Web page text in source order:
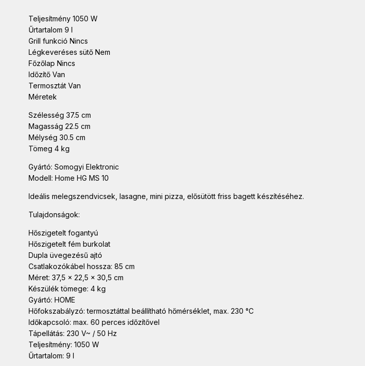
Teljesítmény 1050 W
Űrtartalom 9 l
Grill funkció Nincs
Légkeveréses sütő Nem
Főzőlap Nincs
Időzítő Van
Termosztát Van
Méretek
Szélesség 37.5 cm
Magasság 22.5 cm
Mélység 30.5 cm
Tömeg 4 kg
Gyártó: Somogyi Elektronic
Modell: Home HG MS 10
Ideális melegszendvicsek, lasagne, mini pizza, elősütött friss bagett készítéséhez.
Tulajdonságok:
Hőszigetelt fogantyú
Hőszigetelt fém burkolat
Dupla üvegezésű ajtó
Csatlakozókábel hossza: 85 cm
Méret: 37,5 x 22,5 x 30,5 cm
Készülék tömege: 4 kg
Gyártó: HOME
Hőfokszabályzó: termosztáttal beállítható hőmérséklet, max. 230 °C
Időkapcsoló: max. 60 perces időzítővel
Tápellátás: 230 V~ / 50 Hz
Teljesítmény: 1050 W
Űrtartalom: 9 l